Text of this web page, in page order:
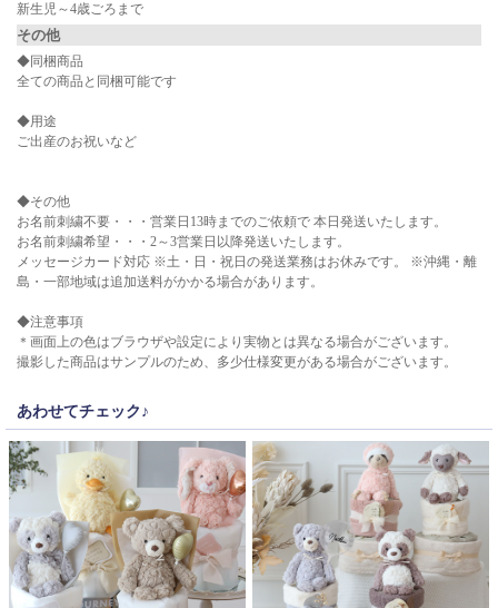
新生児～4歳ごろまで
その他
◆同梱商品
全ての商品と同梱可能です
◆用途
ご出産のお祝いなど
◆その他
お名前刺繍不要・・・営業日13時までのご依頼で 本日発送いたします。
お名前刺繍希望・・・2～3営業日以降発送いたします。
メッセージカード対応 ※土・日・祝日の発送業務はお休みです。 ※沖縄・離
島・一部地域は追加送料がかかる場合があります。
◆注意事項
＊画面上の色はブラウザや設定により実物とは異なる場合がございます。
撮影した商品はサンプルのため、多少仕様変更がある場合がございます。
あわせてチェック♪